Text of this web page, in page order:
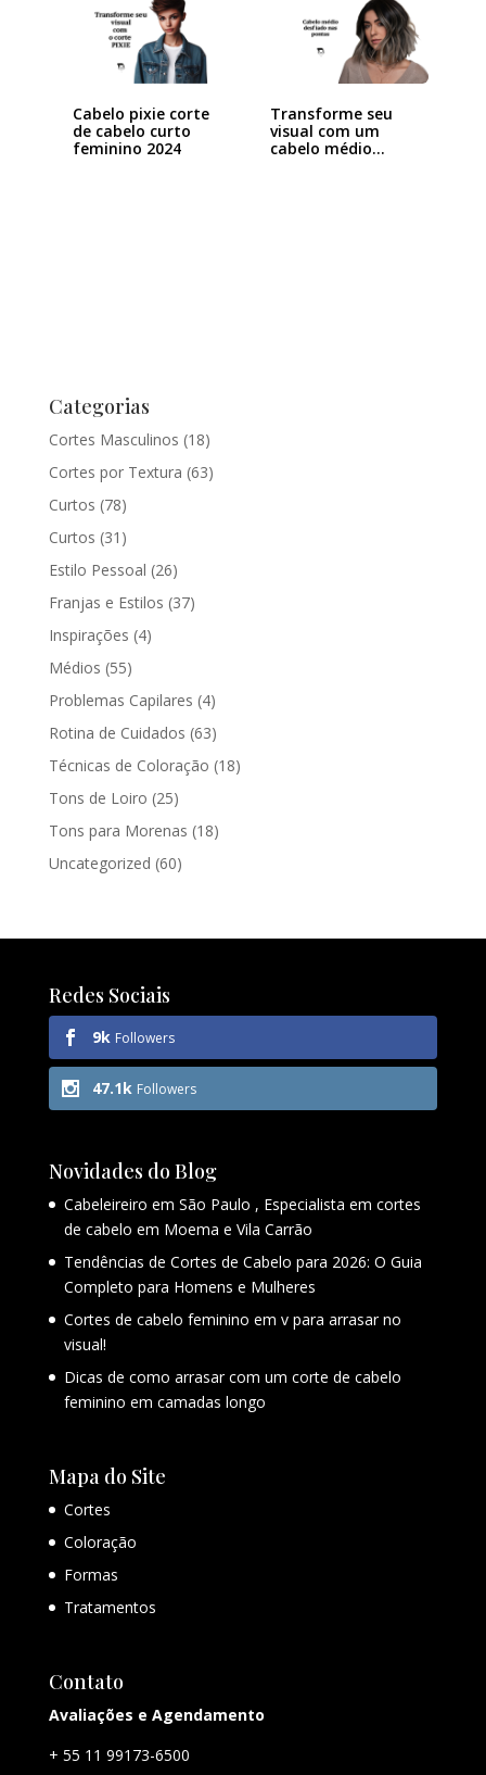
Cabelo pixie corte
de cabelo curto
feminino 2024
Transforme seu
visual com um
cabelo médio
Categorias
Cortes Masculinos (18)
Cortes por Textura (63)
Curtos (78)
Curtos (31)
Estilo Pessoal (26)
Franjas e Estilos (37)
Inspirações (4)
Médios (55)
Problemas Capilares (4)
Rotina de Cuidados (63)
Técnicas de Coloração (18)
Tons de Loiro (25)
Tons para Morenas (18)
Uncategorized (60)
Redes Sociais
9k Followers
47.1k Followers
Novidades do Blog
Cabeleireiro em São Paulo , Especialista em cortes
de cabelo em Moema e Vila Carrão
Tendências de Cortes de Cabelo para 2026: O Guia
Completo para Homens e Mulheres
Cortes de cabelo feminino em v para arrasar no
visual!
Dicas de como arrasar com um corte de cabelo
feminino em camadas longo
Mapa do Site
Cortes
Coloração
Formas
Tratamentos
Contato
Avaliações e Agendamento
+ 55 11 99173-6500